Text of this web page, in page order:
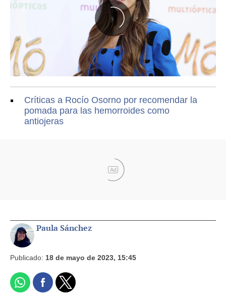
Críticas a Rocío Osorno por recomendar la
pomada para las hemorroides como
antiojeras
Ad
Paula Sánchez
Publicado: 18 de mayo de 2023, 15:45